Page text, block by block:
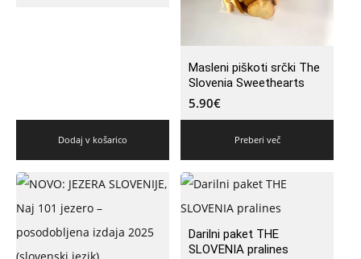
Dodaj v košarico
Masleni piškoti srčki The
Slovenia Sweethearts
5.90€
Preberi več
Darilni paket THE
SLOVENIA pralines